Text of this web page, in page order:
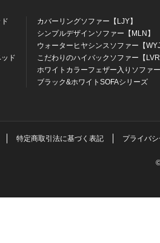
ド
カバーリングソファー【LJY】
シンプルデザインソファー【MLN】
ウォーターヒヤシンスソファー【
こだわりのハイバックソファー【
ホワイトカラーフェザー入りソファ
ブラック&ホワイトSOFAシリーズ
特定商取引法に基づく表記 プライバ